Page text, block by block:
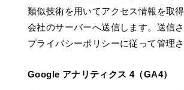
類似技術を用いてアクセス情報を取
会社のサーバーへ送信します。送信
プライバシーポリシーに従って管理さ
Google アナリティクス 4（GA4）